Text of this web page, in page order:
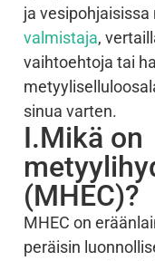
ja
valmistaja,
vaihtoehtoja tai
sinua varten.
I.Mikä on
(MHEC)?
MHEC on
peräisin